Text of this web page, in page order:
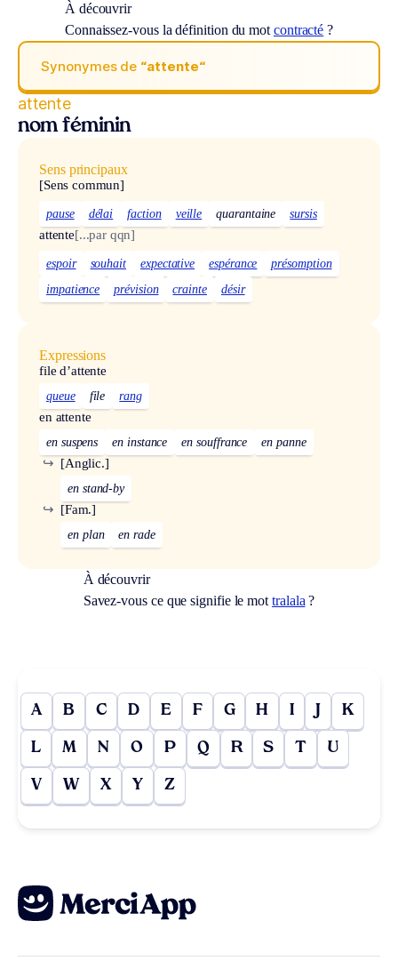
À découvrir
Connaissez-vous la définition du mot contracté ?
Synonymes de “attente“
attente
nom féminin
Sens principaux
[Sens commun]
pause délai faction veille quarantaine sursis
attente[...par qqn]
espoir souhait expectative espérance
présomption
impatience
prévision crainte désir
Expressions
file d’attente
queue file rang
en attente
en suspens en instance en souffrance en panne
[Anglic.]
↪
en stand-by
[Fam.]
↪
en plan en rade
À découvrir
Savez-vous ce que signifie le mot tralala ?
A B C D E F G H I J K
L M N O P Q R S T U
V W X Y Z